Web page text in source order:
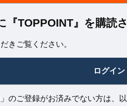
『TOPPOINT』を購読
きご覧ください。
ログイン
」のご登録がお済みでない方は、